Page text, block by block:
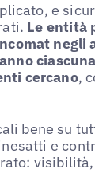
e
Le entità
negli
cercano,
bene su
e